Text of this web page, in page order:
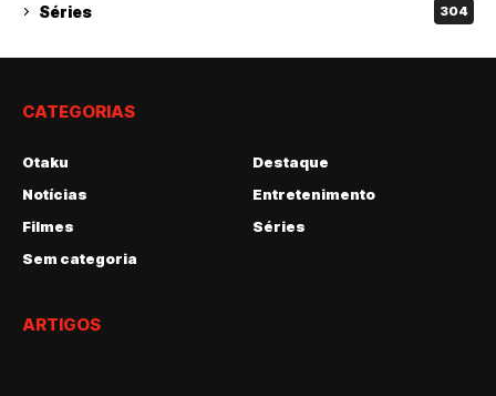
Séries 304
CATEGORIAS
Otaku
Destaque
Notícias
Entretenimento
Filmes
Séries
Sem categoria
ARTIGOS